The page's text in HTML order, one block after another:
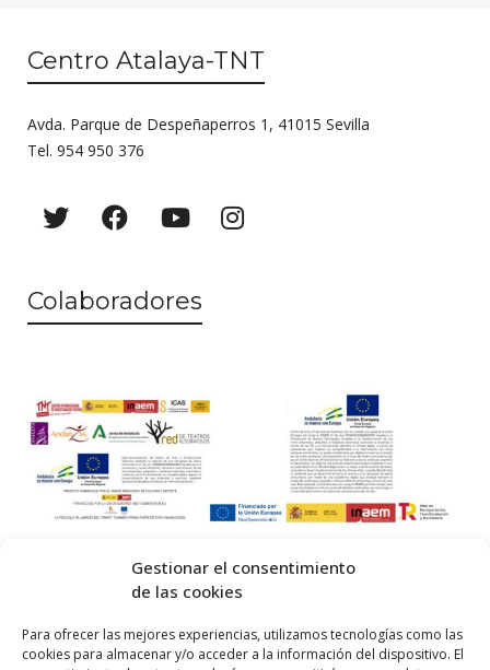
Gestionar el consentimiento
de las cookies
Para ofrecer las mejores experiencias, utilizamos tecnologías como las
cookies para almacenar y/o acceder a la información del dispositivo. El
Centro Atalaya-TNT
Avda. Parque de Despeñaperros 1, 41015 Sevilla
Tel. 954 950 376
Colaboradores
by QM.